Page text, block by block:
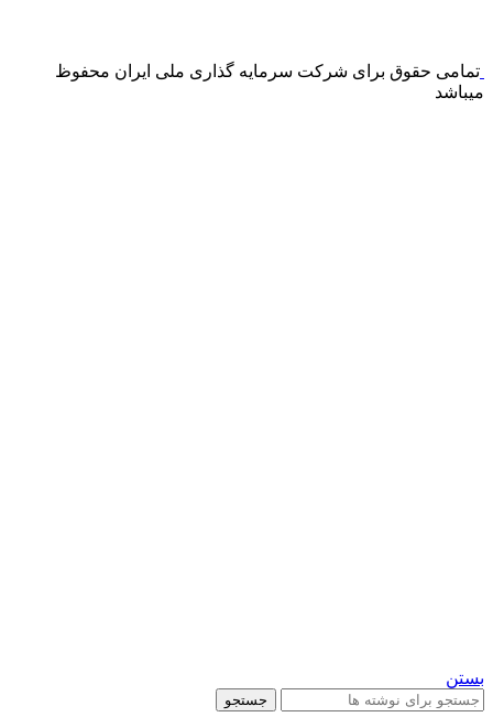
تمامی حقوق برای شرکت سرمایه گذاری ملی ایران محفوظ
میباشد
بستن
جستجو